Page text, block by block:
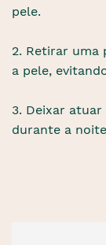
pele.
2. Retirar uma
a pele,
3. Deixar
durante a